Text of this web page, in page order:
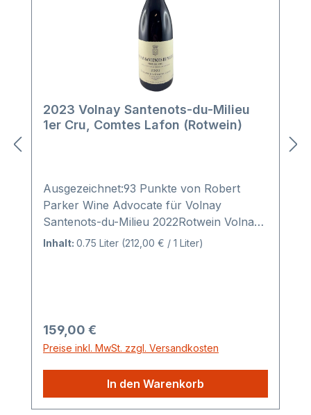
2023 Volnay Santenots-du-Milieu
1er Cru, Comtes Lafon (Rotwein)
Ausgezeichnet:93 Punkte von Robert
Parker Wine Advocate für Volnay
Santenots-du-Milieu 2022Rotwein Volnay
Santenots-du-Milieu 1er Cru von der
ihre Meursaults, zeigt das Familienweingut
mit dem Volnay Santenots-du-Milieu, dass
es auch Pinot Noir in der ersten Liga
beherrscht. Die Lage "Les Santenots-du-
Milieu" liegt geografisch bereits auf
Meursault-Gebiet, ist aber für Rotwein der
Inhalt: 0.75 Liter (212,00 € / 1 Liter)
Regulärer Preis:
159,00 €
Preise inkl. MwSt. zzgl. Versandkosten
In den Warenkorb